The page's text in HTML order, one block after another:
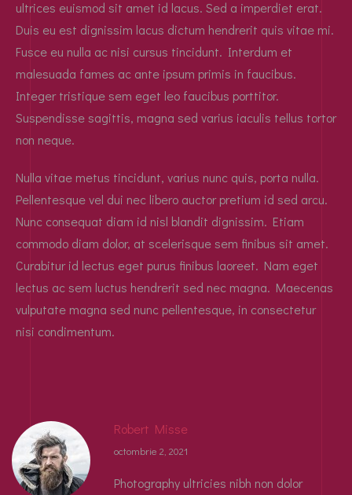
ultrices euismod sit amet id lacus. Sed a imperdiet erat.
Duis eu est dignissim lacus dictum hendrerit quis vitae mi.
Fusce eu nulla ac nisi cursus tincidunt. Interdum et
malesuada fames ac ante ipsum primis in faucibus.
Integer tristique sem eget leo faucibus porttitor.
Suspendisse sagittis, magna sed varius iaculis tellus tortor
non neque.
Nulla vitae metus tincidunt, varius nunc quis, porta nulla.
Pellentesque vel dui nec libero auctor pretium id sed arcu.
Nunc consequat diam id nisl blandit dignissim. Etiam
commodo diam dolor, at scelerisque sem finibus sit amet.
Curabitur id lectus eget purus finibus laoreet. Nam eget
lectus ac sem luctus hendrerit sed nec magna. Maecenas
vulputate magna sed nunc pellentesque, in consectetur
nisi condimentum.
Robert Misse
octombrie 2, 2021
Photography ultricies nibh non dolor